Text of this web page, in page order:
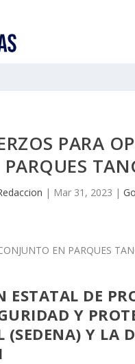
PARA
PARQUES
| Mar 31, 2023 |
ESTATAL DE
Y
(SEDENA) Y LA